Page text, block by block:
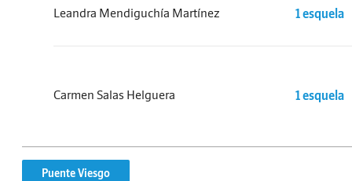
Leandra Mendiguchía Martínez 1 esquela
Carmen Salas Helguera 1 esquela
Puente Viesgo